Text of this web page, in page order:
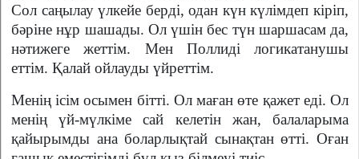
Сол саңылау үлкейе берді, одан күн күлімдеп кіріп,
бәріне нұр шашады. Ол үшін бес түн шаршасам да,
нәтижеге жеттім. Мен Поллиді логикатанушы
еттім. Қалай ойлауды үйреттім.
Менің ісім осымен бітті. Ол маған өте қажет еді. Ол
менің үй-мүлкіме сай келетін жан, балаларыма
қайырымды ана боларлықтай сынақтан өтті. Оған